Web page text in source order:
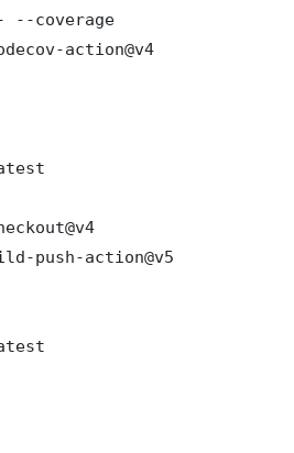
coverage
action@v4
push-action@v5